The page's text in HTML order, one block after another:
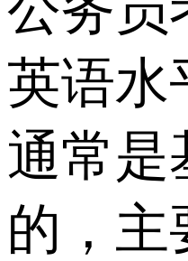
英语水
通常是
的，主